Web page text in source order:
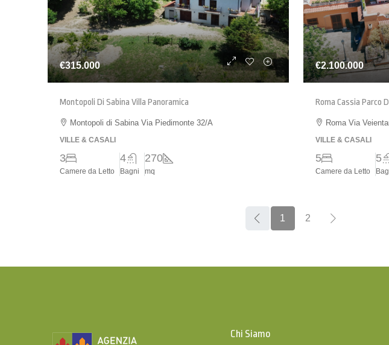
€315.000
Montopoli Di Sabina Villa Panoramica
Montopoli di Sabina Via Piedimonte 32/A
VILLE & CASALI
3
Camere da Letto
4
Bagni
270
mq
€2.100.000
Roma Cassia Parco
Roma Via
VILLE & CASALI
5
Camere da Letto
5
1 2
Chi Siamo